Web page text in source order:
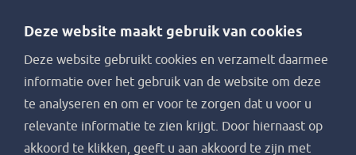
Deze website maakt gebruik van cookies
Deze website gebruikt cookies en verzamelt daarmee
informatie over het gebruik van de website om deze
te analyseren en om er voor te zorgen dat u voor u
relevante informatie te zien krijgt. Door hiernaast op
akkoord te klikken, geeft u aan akkoord te zijn met